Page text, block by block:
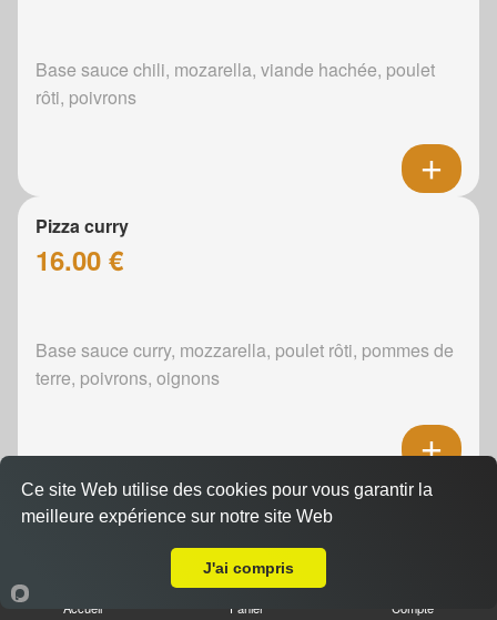
Base sauce chili, mozarella, viande hachée, poulet
rôti, poivrons
Pizza curry
16.00 €
Base sauce curry, mozzarella, poulet rôti, pommes de
terre, poivrons, oignons
Pizza boursin
Accueil Panier Compte
Ce site Web utilise des cookies pour vous garantir la
meilleure expérience sur notre site Web
J'ai compris